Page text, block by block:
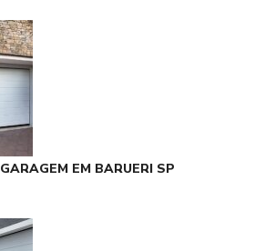
EM BARUERI SP